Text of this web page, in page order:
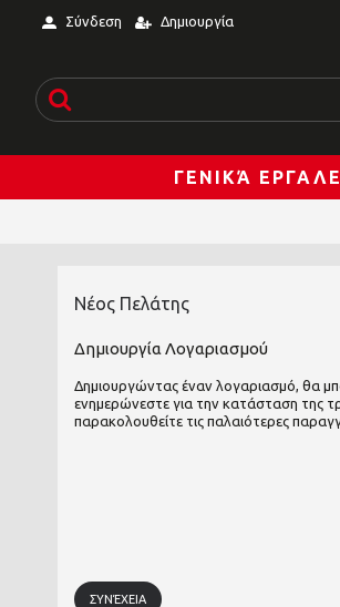
Σύνδεση Δημιουργία
ΓΕΝΙΚΆ
Νέος Πελάτης
Δημιουργία Λογαριασμού
Δημιουργώντας έναν λογαριασμό, θα
ενημερώνεστε για την κατάσταση της
παρακολουθείτε τις παλαιότερες
ΣΥΝΈΧΕΙΑ